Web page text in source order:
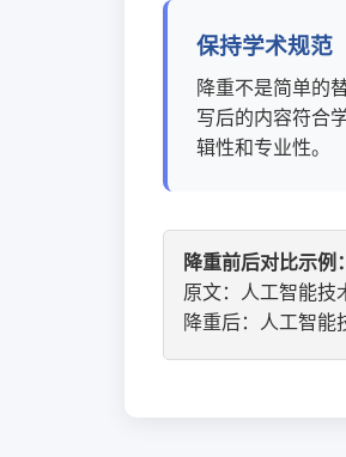
保持学术规范
降重不是简单的
写后的内容符合
辑性和专业性。
降重前后对比示例：
原文：人工智能技
降重后：人工智能